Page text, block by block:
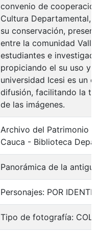
convenio de
Cultura Departamental,
su conservación,
entre la comunidad
estudiantes e
propiciando el su uso y
universidad Icesi es un
difusión, facilitando la
de las imágenes.
Archivo del Patrimonio
Cauca - Biblioteca
Panorámica de la
Personajes: POR
Tipo de fotografía: